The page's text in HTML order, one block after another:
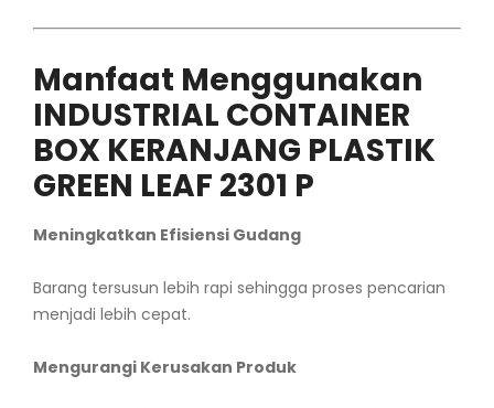
Manfaat Menggunakan
INDUSTRIAL CONTAINER
BOX KERANJANG PLASTIK
GREEN LEAF 2301 P
Meningkatkan Efisiensi Gudang
Barang tersusun lebih rapi sehingga proses pencarian
menjadi lebih cepat.
Mengurangi Kerusakan Produk